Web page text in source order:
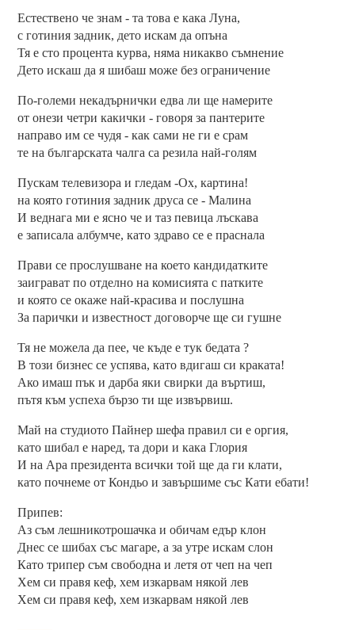
Естествено че знам - та това е кака Луна,
с готиния задник, дето искам да опъна
Тя е сто процента курва, няма никакво съмнение
Дето искаш да я шибаш може без ограничение
По-големи некадърнички едва ли ще намерите
от онези четри какички - говоря за пантерите
направо им се чудя - как сами не ги е срам
те на българската чалга са резила най-голям
Пускам телевизора и гледам -Ох, картина!
на която готиния задник друса се - Малина
И веднага ми е ясно че и таз певица лъскава
е записала албумче, като здраво се е праснала
Прави се прослушване на което кандидатките
заиграват по отделно на комисията с патките
и която се окаже най-красива и послушна
За парички и известност договорче ще си гушне
Тя не можела да пее, че къде е тук бедата ?
В този бизнес се успява, като вдигаш си краката!
Ако имаш пък и дарба яки свирки да въртиш,
пътя към успеха бързо ти ще извървиш.
Май на студиото Пайнер шефа правил си е оргия,
като шибал е наред, та дори и кака Глория
И на Ара президента всички той ще да ги клати,
като почнеме от Кондьо и завършиме със Кати ебати!
Припев:
Аз съм лешникотрошачка и обичам едър клон
Днес се шибах със магаре, а за утре искам слон
Като трипер съм свободна и летя от чеп на чеп
Хем си правя кеф, хем изкарвам някой лев
Хем си правя кеф, хем изкарвам някой лев